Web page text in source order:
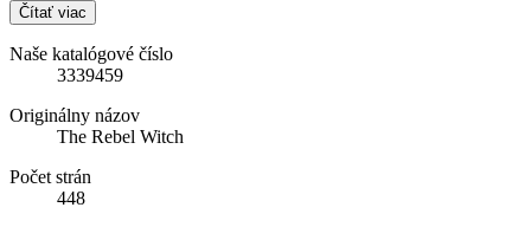
Čítať viac
Naše katalógové číslo
3339459
Originálny názov
The Rebel Witch
Počet strán
448